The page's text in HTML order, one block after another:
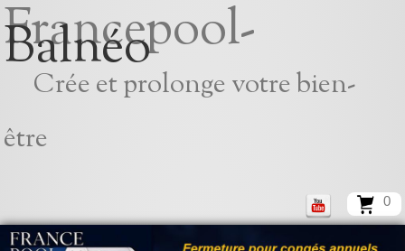
Francepool-
Balnéo
Crée et prolonge votre bien-
être
0